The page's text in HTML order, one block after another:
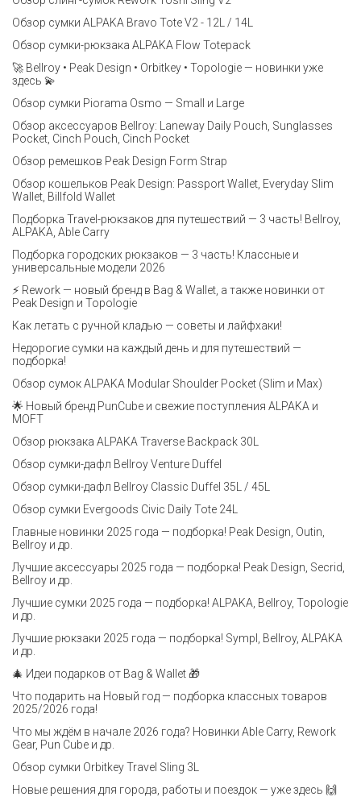
Обзор сумки ALPAKA Bravo Tote V2 - 12L / 14L
Обзор сумки-рюкзака ALPAKA Flow Totepack
🚀 Bellroy • Peak Design • Orbitkey • Topologie — новинки уже
здесь 💫
Обзор сумки Piorama Osmo — Small и Large
Обзор аксессуаров Bellroy: Laneway Daily Pouch, Sunglasses
Pocket, Cinch Pouch, Cinch Pocket
Обзор ремешков Peak Design Form Strap
Обзор кошельков Peak Design: Passport Wallet, Everyday Slim
Wallet, Billfold Wallet
Подборка Travel-рюкзаков для путешествий — 3 часть! Bellroy,
ALPAKA, Able Carry
Подборка городских рюкзаков — 3 часть! Классные и
универсальные модели 2026
⚡️ Rework — новый бренд в Bag & Wallet, а также новинки от
Peak Design и Topologie
Как летать с ручной кладью — советы и лайфхаки!
Недорогие сумки на каждый день и для путешествий —
подборка!
Обзор сумок ALPAKA Modular Shoulder Pocket (Slim и Max)
🌟 Новый бренд PunCube и свежие поступления ALPAKA и
MOFT
Обзор рюкзака ALPAKA Traverse Backpack 30L
Обзор сумки-дафл Bellroy Venture Duffel
Обзор сумки-дафл Bellroy Classic Duffel 35L / 45L
Обзор сумки Evergoods Civic Daily Tote 24L
Главные новинки 2025 года — подборка! Peak Design, Outin,
Bellroy и др.
Лучшие аксессуары 2025 года — подборка! Peak Design, Secrid,
Bellroy и др.
Лучшие сумки 2025 года — подборка! ALPAKA, Bellroy, Topologie
и др.
Лучшие рюкзаки 2025 года — подборка! Sympl, Bellroy, ALPAKA
и др.
🎄 Идеи подарков от Bag & Wallet 🎁
Что подарить на Новый год — подборка классных товаров
2025/2026 года!
Что мы ждём в начале 2026 года? Новинки Able Carry, Rework
Gear, Pun Cube и др.
Обзор сумки Orbitkey Travel Sling 3L
Новые решения для города, работы и поездок — уже здесь 🙌